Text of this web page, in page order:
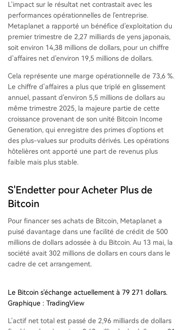
L'impact sur le résultat net contrastait avec les
performances opérationnelles de l'entreprise.
Metaplanet a rapporté un bénéfice d'exploitation du
premier trimestre de 2,27 milliards de yens japonais,
soit environ 14,38 millions de dollars, pour un chiffre
d'affaires net d'environ 19,5 millions de dollars.
Cela représente une marge opérationnelle de 73,6 %.
Le chiffre d'affaires a plus que triplé en glissement
annuel, passant d'environ 5,5 millions de dollars au
même trimestre 2025, la majeure partie de cette
croissance provenant de son unité Bitcoin Income
Generation, qui enregistre des primes d'options et
des plus-values sur produits dérivés. Les opérations
hôtelières ont apporté une part de revenus plus
faible mais plus stable.
S'Endetter pour Acheter Plus de
Bitcoin
Pour financer ses achats de Bitcoin, Metaplanet a
puisé davantage dans une facilité de crédit de 500
millions de dollars adossée à du Bitcoin. Au 13 mai, la
société avait 302 millions de dollars en cours dans le
cadre de cet arrangement.
Le Bitcoin s'échange actuellement à 79 271 dollars.
Graphique : TradingView
L'actif net total est passé de 2,96 milliards de dollars